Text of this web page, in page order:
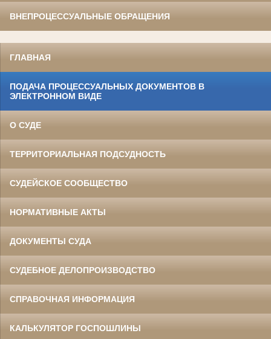
ВНЕПРОЦЕССУАЛЬНЫЕ ОБРАЩЕНИЯ
ГЛАВНАЯ
ПОДАЧА ПРОЦЕССУАЛЬНЫХ ДОКУМЕНТОВ В
ЭЛЕКТРОННОМ ВИДЕ
О СУДЕ
ТЕРРИТОРИАЛЬНАЯ ПОДСУДНОСТЬ
СУДЕЙСКОЕ СООБЩЕСТВО
НОРМАТИВНЫЕ АКТЫ
ДОКУМЕНТЫ СУДА
СУДЕБНОЕ ДЕЛОПРОИЗВОДСТВО
СПРАВОЧНАЯ ИНФОРМАЦИЯ
КАЛЬКУЛЯТОР ГОСПОШЛИНЫ